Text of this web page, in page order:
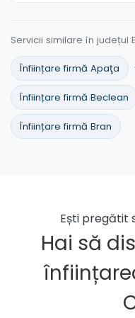
Servicii similare în județul
Înființare firmă Apaţa
Înființare firmă Beclean
Înființare firmă Bran
Ești pregătit
Hai să